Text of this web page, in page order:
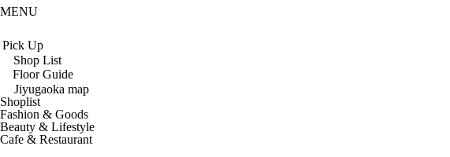
MENU
Pick Up
Shop List
Floor Guide
Jiyugaoka map
Shoplist
Fashion & Goods
Beauty & Lifestyle
Cafe & Restaurant